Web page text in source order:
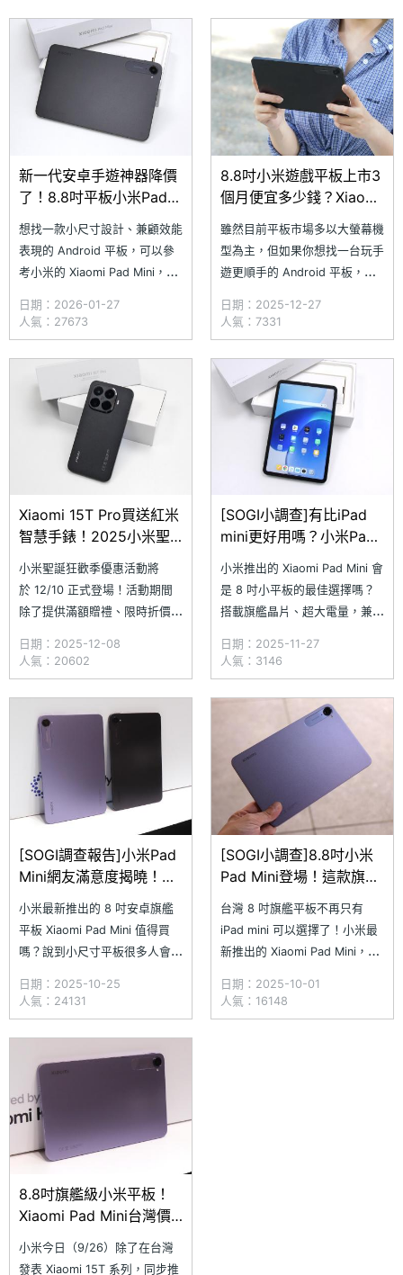
暢。根據 SOGI 合作報價店家
2026 年 3 月的價格來看，小米
的 Xiaomi Pa
論是用來輔助日常工作或是休閒
玩遊戲都很適合。根據 SOGI 合
作報價店家 2026 年 2 月
新一代安卓手遊神器降價
了！8.8吋平板小米Pad
(2026.1)
想找一款小尺寸設計、兼顧效能
表現的 Android 平板，可以參
考小米的 Xiaomi Pad Mini，它
大尺寸為主流的平板市場顯得相
當獨特。搭載聯發科天璣
9400+ 晶片，足以應付各類大
型遊戲需求，再加上輕巧好掌握
的機身手感與雙 USB Type-C
日期：2026-01-27
人氣：27673
8.8吋小米遊戲平板上市3
個月便宜多少錢？Xiaomi
次看(2025.12)
雖然目前平板市場多以大螢幕機
型為主，但如果你想找一台玩手
遊更順手的 Android 平板，其
的 Xiaomi Pad Mini。不僅配備
8.8 吋 165Hz 螢幕，還搭載聯
發科天璣 9400+ 晶片，大型遊
戲效能相當充足，搭配輕巧的機
身手感與雙 USB Type-C
日期：2025-12-27
人氣：7331
Xiaomi 15T Pro買送紅米
智慧手錶！2025小米聖
誕節手機與平板優惠整理
小米聖誕狂歡季優惠活動將
於 12/10 正式登場！活動期間
除了提供滿額贈禮、限時折價券
折扣，其中包括最新推出
的 POCO F8 系列手機，最低入
手價格只要 15,999 元起，另外
還有購買徠卡拍照手機 Xiaomi
15T Pro 加碼再送 Redmi
日期：2025-12-08
人氣：20602
[SOGI小調查]有比iPad
mini更好用嗎？小米Pad
Mini入手回饋與災情回報
小米推出的 Xiaomi Pad Mini 會
是 8 吋小平板的最佳選擇嗎？
搭載旗艦晶片、超大電量，兼具
「米粉」間掀起熱烈討論。而對
於已入手的 Xiaomi Pad Mini 用
戶而言，這段期間的實際使用體
驗是否滿意？如果你在日常使用
中有任何心得、災情或遇到
Bug，也歡
日期：2025-11-27
人氣：3146
[SOGI調查報告]小米Pad
Mini網友滿意度揭曉！這
小米最新推出的 8 吋安卓旗艦
平板 Xiaomi Pad Mini 值得買
嗎？說到小尺寸平板很多人會想
時推出的 Xiaomi Pad Mini，為
旗艦小平板市場帶來全新選擇。
《SOGI 手機王》日前透過「買
不買小調查」蒐集網友對
日期：2025-10-25
人氣：24131
[SOGI小調查]8.8吋小米
Pad Mini登場！這款旗艦
台灣 8 吋旗艦平板不再只有
iPad mini 可以選擇了！小米最
新推出的 Xiaomi Pad Mini，擁
發科天璣 9400+ 晶片，並也配
備 7,500mAh 大容量電池，建
日期：2025-10-01
人氣：16148
8.8吋旗艦級小米平板！
Xiaomi Pad Mini台灣價
格14999起
小米今日（9/26）除了在台灣
發表 Xiaomi 15T 系列，同步推